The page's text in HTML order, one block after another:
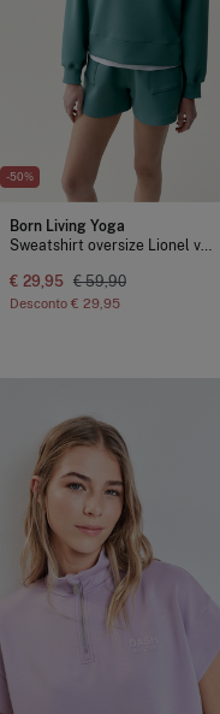
-50%
Born Living Yoga
€ 29,95 € 59,90
Desconto € 29,95